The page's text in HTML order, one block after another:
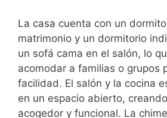
La casa cuenta con un
matrimonio y un dormitorio
un sofá cama en el salón, lo
acomodar a familias o grupos
facilidad. El salón y la cocina
en un espacio abierto,
acogedor y funcional. La